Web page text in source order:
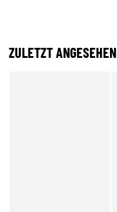
ZULETZT ANGESEHEN